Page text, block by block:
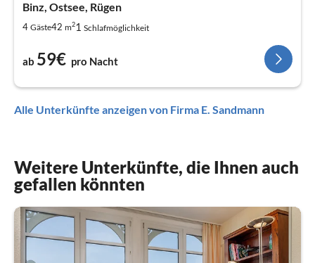
Binz, Ostsee, Rügen
4 Gäste42 m21 Schlafmöglichkeit
ab 59€ pro Nacht
Alle Unterkünfte anzeigen von Firma E. Sandmann
Weitere Unterkünfte, die Ihnen auch
gefallen könnten